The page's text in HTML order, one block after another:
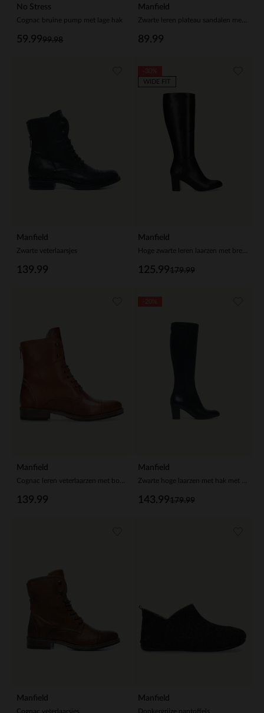
No Stress
Cognac bruine pump met lage hak
99.98
59.99
Manfield
89.99
Manfield
Zwarte veterlaarsjes
139.99
Manfield
179.99
125.99
WIDE FIT
Manfield
139.99
Manfield
179.99
143.99
Manfield
Cognac veterlaarsjes
Manfield
Donkergrijze pantoffels